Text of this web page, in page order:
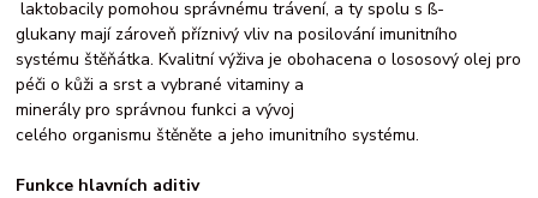
laktobacily pomohou správnému trávení, a ty spolu s ß-
glukany mají zároveň příznivý vliv na posilování imunitního
systému štěňátka. Kvalitní výživa je obohacena o lososový olej pro
péči o kůži a srst a vybrané vitaminy a
minerály pro správnou funkci a vývoj
celého organismu štěněte a jeho imunitního systému.
Funkce hlavních aditiv